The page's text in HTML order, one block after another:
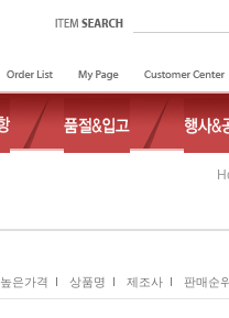
높은가격 I 상품명 I 제조사 I 판매순